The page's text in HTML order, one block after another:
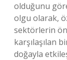
olduğunu
olgu olarak,
sektörlerin
karşılaşılan
doğayla